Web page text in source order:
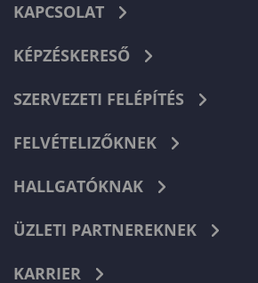
KAPCSOLAT
KÉPZÉSKERESŐ
SZERVEZETI FELÉPÍTÉS
FELVÉTELIZŐKNEK
HALLGATÓKNAK
ÜZLETI PARTNEREKNEK
KARRIER